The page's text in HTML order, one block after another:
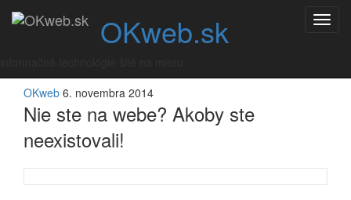
OKweb.sk
Internetová vizitka pre
OKweb 6. novembra 2014
Nie ste na webe? Akoby ste
neexistovali!